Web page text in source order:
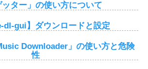
ッター」の使い方について
dl-gui】ダウンロードと設定
Downloader」の使い方と危険
性